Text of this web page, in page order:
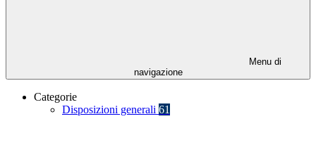
Menu di
navigazione
Categorie
Disposizioni generali 61